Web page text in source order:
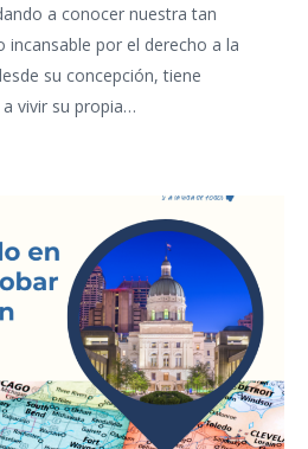
a conocer nuestra tan
incansable por el derecho a la
su concepción, tiene
vivir su propia…